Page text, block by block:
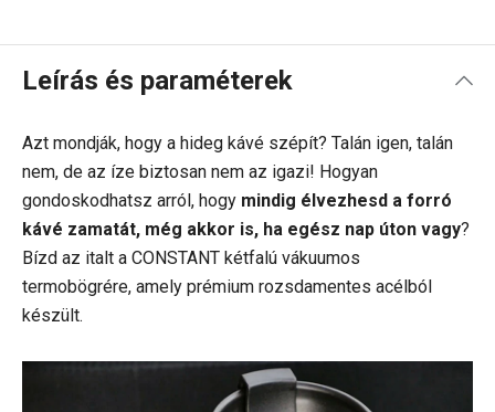
Leírás és paraméterek
Azt mondják, hogy a hideg kávé szépít? Talán igen, talán
nem, de az íze biztosan nem az igazi! Hogyan
gondoskodhatsz arról, hogy mindig élvezhesd a forró
kávé zamatát, még akkor is, ha egész nap úton vagy?
Bízd az italt a CONSTANT kétfalú vákuumos
termobögrére, amely prémium rozsdamentes acélból
készült.